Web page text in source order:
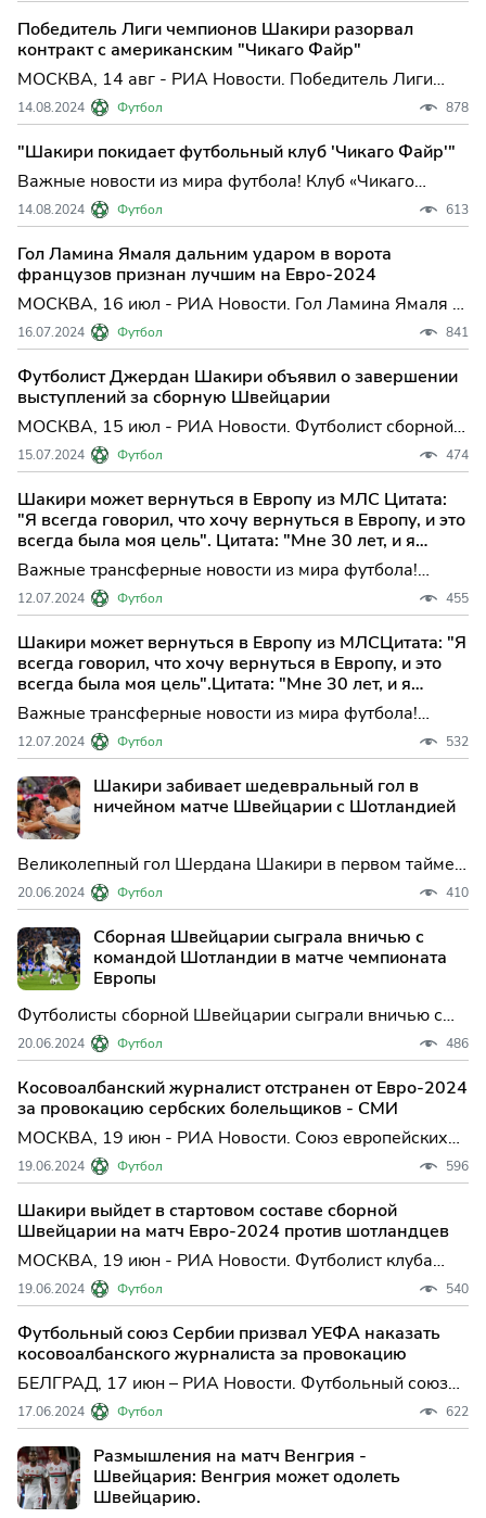
Файр».
Победитель Лиги чемпионов Шакири разорвал
контракт с американским "Чикаго Файр"
МОСКВА, 14 авг - РИА Новости. Победитель Лиги
чемпионов Джердан Шакири покинул "Чикаго Файр",
сообщается на сайте клуба североамериканской
Главной футбольной лиги (MLS). Соглашение с 32-
летним игроко...
14.08.2024 Футбол 878
"Шакири покидает футбольный клуб 'Чикаго Файр'"
Важные новости из мира футбола! Клуб «Чикаго
Файр» поделился информацией о завершении
сотрудничества с полузащитником Джерданом
Шакири. Стороны приняли решение о расторжении
контракта по взаимному согласию.
14.08.2024 Футбол 613
Гол Ламина Ямаля дальним ударом в ворота
французов признан лучшим на Евро-2024
МОСКВА, 16 июл - РИА Новости. Гол Ламина Ямаля в
ворота сборной Франции признан лучшим на
прошедшем в Германии чемпионате Европы,
сообщается на сайте Союза европейских футбольных
ассоциаций (УЕФА). Я...
16.07.2024 Футбол 841
Футболист Джердан Шакири объявил о завершении
выступлений за сборную Швейцарии
МОСКВА, 15 июл - РИА Новости. Футболист сборной
Швейцарии Джердан Шакири объявил о завершении
выступлений за национальную команду после
Евро-2024 в Германии. "Семь турниров, множество
голов, 14 лет в...
15.07.2024 Футбол 474
Шакири может вернуться в Европу из МЛС Цитата:
"Я всегда говорил, что хочу вернуться в Европу, и это
всегда была моя цель". Цитата: "Мне 30 лет, и я
чувствую, что у меня еще есть многое, что я могу
предложить на высшем уровне".
Важные трансферные новости из мира футбола!
Полузащитник известной американской команды
«Чикаго Файр» - Джердан Шакири, готовится к
возможному возвращению на родину!По информации
инсайдера, греческий клуб «Панатинаикос» сделал
щедрое предложение
12.07.2024 Футбол 455
Шакири может вернуться в Европу из МЛСЦитата: "Я
всегда говорил, что хочу вернуться в Европу, и это
всегда была моя цель".Цитата: "Мне 30 лет, и я
чувствую, что у меня еще есть многое, что я могу
предложить на высшем уровне".
Важные трансферные новости из мира футбола!
Полузащитник известной американской команды
«Чикаго Файр» - Джердан Шакири, готовится к
возможному возвращению на родину!По информации
инсайдера, греческий клуб «Панатинаикос» сделал
щедрое предложение
12.07.2024 Футбол 532
Шакири забивает шедевральный гол в
ничейном матче Швейцарии с Шотландией
Великолепный гол Шердана Шакири в первом тайме
обеспечил сборной Швейцарии ничейный результат
1-1 против сборной Шотландии на Чемпионате
Европы 2024 в среду.
20.06.2024 Футбол 410
Сборная Швейцарии сыграла вничью с
командой Шотландии в матче чемпионата
Европы
Футболисты сборной Швейцарии сыграли вничью с
командой Шотландии в матче второго тура группового
этапа чемпионата Европы, который проходит в
Германии. Встреча группы А, ...
20.06.2024 Футбол 486
Косовоалбанский журналист отстранен от Евро-2024
за провокацию сербских болельщиков - СМИ
МОСКВА, 19 июн - РИА Новости. Союз европейских
футбольных ассоциаций (УЕФА) принял решение
отстранить от работы на чемпионате Европы в
Германии косовоалбанского журналиста Арлинда
Садику за провокацио...
19.06.2024 Футбол 596
Шакири выйдет в стартовом составе сборной
Швейцарии на матч Евро-2024 против шотландцев
МОСКВА, 19 июн - РИА Новости. Футболист клуба
MLS "Чикаго Файр" Джердан Шакири выйдет в
стартовом составе сборной Швейцарии на матч
второго тура группового этапа чемпионата Европы по
футболу против ко...
19.06.2024 Футбол 540
Футбольный союз Сербии призвал УЕФА наказать
косовоалбанского журналиста за провокацию
БЕЛГРАД, 17 июн – РИА Новости. Футбольный союз
Сербии (ФСС) призвал УЕФА наказать
косовоалбанского журналиста, который показал
сербским болельщикам жест в виде двуглавого орла
на чемпионате Европы, за...
17.06.2024 Футбол 622
Размышления на матч Венгрия -
Швейцария: Венгрия может одолеть
Швейцарию.